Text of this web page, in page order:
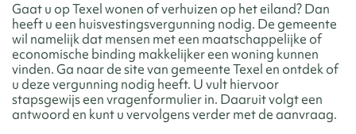
Gaat u op Texel wonen of verhuizen op het eiland? Dan
heeft u een huisvestingsvergunning nodig. De gemeente
wil namelijk dat mensen met een maatschappelijke of
economische binding makkelijker een woning kunnen
vinden. Ga naar de site van gemeente Texel en ontdek of
u deze vergunning nodig heeft. U vult hiervoor
stapsgewijs een vragenformulier in. Daaruit volgt een
antwoord en kunt u vervolgens verder met de aanvraag.